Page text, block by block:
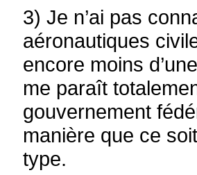
3) Je n’ai pas
aéronautiques
encore moins
me paraît
gouvernement
manière que ce
type.